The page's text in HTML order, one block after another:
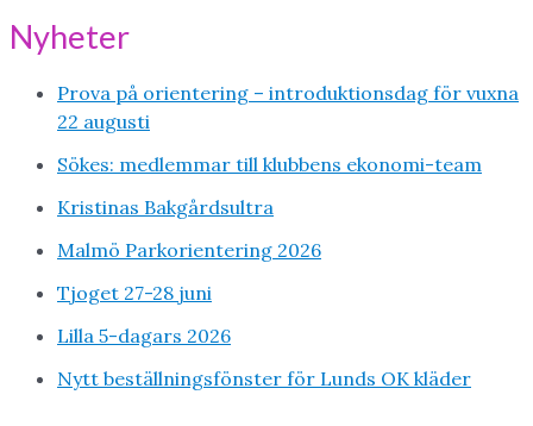
Nyheter
Prova på orientering – introduktionsdag för vuxna
22 augusti
Sökes: medlemmar till klubbens ekonomi-team
Kristinas Bakgårdsultra
Malmö Parkorientering 2026
Tjoget 27-28 juni
Lilla 5-dagars 2026
Nytt beställningsfönster för Lunds OK kläder